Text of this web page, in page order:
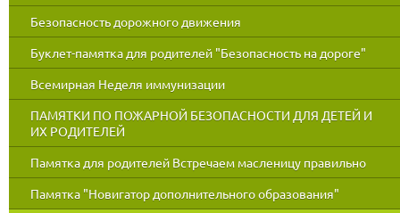
Безопасность дорожного движения
Буклет-памятка для родителей "Безопасность на дороге"
Всемирная Неделя иммунизации
ПАМЯТКИ ПО ПОЖАРНОЙ БЕЗОПАСНОСТИ ДЛЯ ДЕТЕЙ И
ИХ РОДИТЕЛЕЙ
Памятка для родителей Встречаем масленицу правильно
Памятка "Новигатор дополнительного образования"